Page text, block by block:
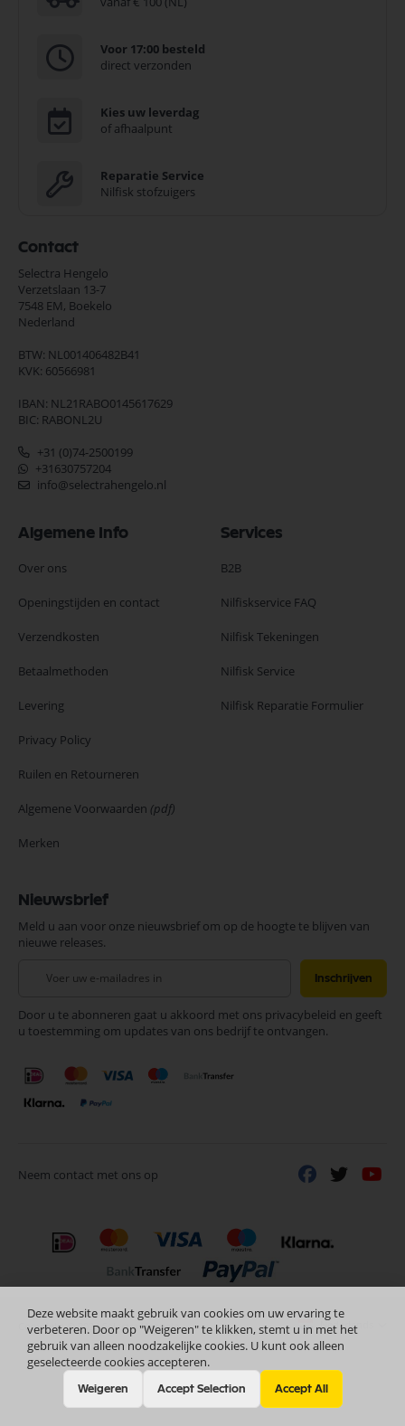
Voor 17:00 besteld
direct verzonden
Kies uw leverdag
of afhaalpunt
Reparatie Service
Nilfisk stofzuigers
Contact
Selectra Hengelo
Verzetslaan 13-7
7548 EM, Boekelo
Nederland
BTW: NL001406482B41
KVK: 60566981
IBAN: NL21RABO0145617629
BIC: RABONL2U
+31 (0)74-2500199
+31630757204
info@selectrahengelo.nl
Algemene Info
Over ons
Openingstijden en contact
Verzendkosten
Betaalmethoden
Levering
Privacy Policy
Ruilen en Retourneren
Algemene Voorwaarden (pdf)
Merken
Services
B2B
Nilfiskservice FAQ
Nilfisk Tekeningen
Nilfisk Service
Nilfisk Reparatie Formulier
Nieuwsbrief
Meld u aan voor onze nieuwsbrief om op de hoogte te blijven van
nieuwe releases.
onze
nieuwsbrief
Inschrijven
Door u te abonneren gaat u akkoord met ons privacybeleid en geeft
u toestemming om updates van ons bedrijf te ontvangen.
Neem contact met ons op
Deze website maakt gebruik van cookies om uw ervaring te
verbeteren. Door op "Weigeren" te klikken, stemt u in met het
gebruik van alleen noodzakelijke cookies. U kunt ook alleen
geselecteerde cookies accepteren.
Weigeren Accept Selection Accept All
Copyright © 2024 Selectra Hengelo Nederlands